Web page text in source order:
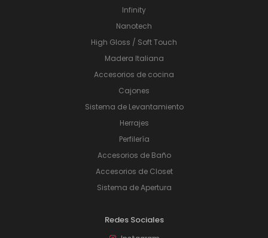
Infinity
Nanotech
High Gloss / Soft Touch
Madera Italiana
Accesorios de cocina
Cajones
Sistema de Levantamiento
Herrajes
Perfilería
Accesorios de Baño
Accesorios de Closet
Sistema de Apertura
Redes Sociales